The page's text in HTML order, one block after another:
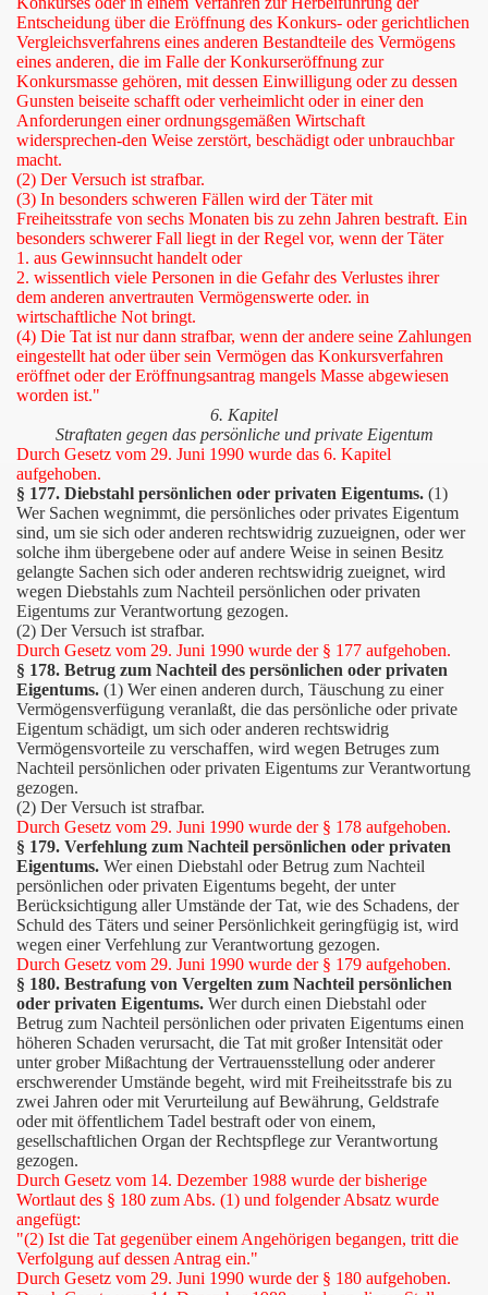
Entscheidung über die Eröffnung des Konkurs- oder gerichtlichen
Vergleichsverfahrens eines anderen Bestandteile des Vermögens
eines anderen, die im Falle der Konkurseröffnung zur
Konkursmasse gehören, mit dessen Einwilligung oder zu dessen
Gunsten beiseite schafft oder verheimlicht oder in einer den
Anforderungen einer ordnungsgemäßen Wirtschaft
widersprechen-den Weise zerstört, beschädigt oder unbrauchbar
macht.
(2) Der Versuch ist strafbar.
(3) In besonders schweren Fällen wird der Täter mit
Freiheitsstrafe von sechs Monaten bis zu zehn Jahren bestraft. Ein
besonders schwerer Fall liegt in der Regel vor, wenn der Täter
1. aus Gewinnsucht handelt oder
2. wissentlich viele Personen in die Gefahr des Verlustes ihrer
dem anderen anvertrauten Vermögenswerte oder. in
wirtschaftliche Not bringt.
(4) Die Tat ist nur dann strafbar, wenn der andere seine Zahlungen
eingestellt hat oder über sein Vermögen das Konkursverfahren
eröffnet oder der Eröffnungsantrag mangels Masse abgewiesen
worden ist."
6. Kapitel
Straftaten gegen das persönliche und private Eigentum
Durch Gesetz vom 29. Juni 1990 wurde das 6. Kapitel
aufgehoben.
§ 177. Diebstahl persönlichen oder privaten Eigentums. (1)
Wer Sachen wegnimmt, die persönliches oder privates Eigentum
sind, um sie sich oder anderen rechtswidrig zuzueignen, oder wer
solche ihm übergebene oder auf andere Weise in seinen Besitz
gelangte Sachen sich oder anderen rechtswidrig zueignet, wird
wegen Diebstahls zum Nachteil persönlichen oder privaten
Eigentums zur Verantwortung gezogen.
(2) Der Versuch ist strafbar.
Durch Gesetz vom 29. Juni 1990 wurde der § 177 aufgehoben.
§ 178. Betrug zum Nachteil des persönlichen oder privaten
Eigentums. (1) Wer einen anderen durch, Täuschung zu einer
Vermögensverfügung veranlaßt, die das persönliche oder private
Eigentum schädigt, um sich oder anderen rechtswidrig
Vermögensvorteile zu verschaffen, wird wegen Betruges zum
Nachteil persönlichen oder privaten Eigentums zur Verantwortung
gezogen.
(2) Der Versuch ist strafbar.
Durch Gesetz vom 29. Juni 1990 wurde der § 178 aufgehoben.
§ 179. Verfehlung zum Nachteil persönlichen oder privaten
Eigentums. Wer einen Diebstahl oder Betrug zum Nachteil
persönlichen oder privaten Eigentums begeht, der unter
Berücksichtigung aller Umstände der Tat, wie des Schadens, der
Schuld des Täters und seiner Persönlichkeit geringfügig ist, wird
wegen einer Verfehlung zur Verantwortung gezogen.
Durch Gesetz vom 29. Juni 1990 wurde der § 179 aufgehoben.
§ 180. Bestrafung von Vergelten zum Nachteil persönlichen
oder privaten Eigentums. Wer durch einen Diebstahl oder
Betrug zum Nachteil persönlichen oder privaten Eigentums einen
höheren Schaden verursacht, die Tat mit großer Intensität oder
unter grober Mißachtung der Vertrauensstellung oder anderer
erschwerender Umstände begeht, wird mit Freiheitsstrafe bis zu
zwei Jahren oder mit Verurteilung auf Bewährung, Geldstrafe
oder mit öffentlichem Tadel bestraft oder von einem,
gesellschaftlichen Organ der Rechtspflege zur Verantwortung
gezogen.
Durch Gesetz vom 14. Dezember 1988 wurde der bisherige
Wortlaut des § 180 zum Abs. (1) und folgender Absatz wurde
angefügt:
"(2) Ist die Tat gegenüber einem Angehörigen begangen, tritt die
Verfolgung auf dessen Antrag ein."
Durch Gesetz vom 29. Juni 1990 wurde der § 180 aufgehoben.